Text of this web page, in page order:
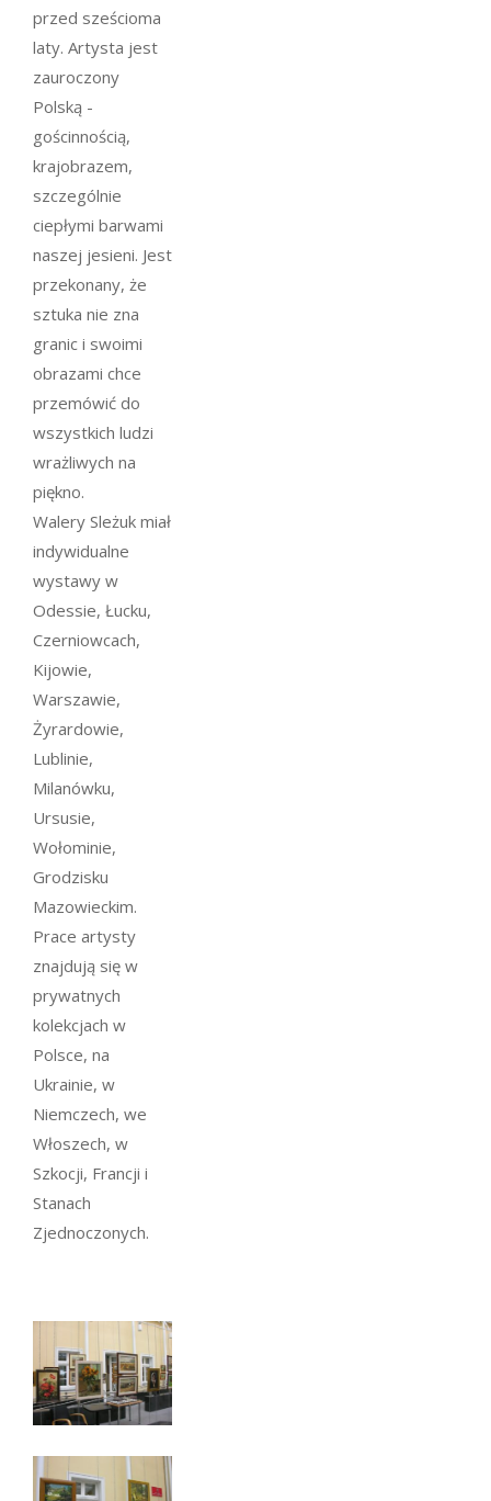
przed sześcioma
laty. Artysta jest
zauroczony
Polską -
gościnnością,
krajobrazem,
szczególnie
ciepłymi barwami
naszej jesieni. Jest
przekonany, że
sztuka nie zna
granic i swoimi
obrazami chce
przemówić do
wszystkich ludzi
wrażliwych na
piękno.
Walery Sleżuk miał
indywidualne
wystawy w
Odessie, Łucku,
Czerniowcach,
Kijowie,
Warszawie,
Żyrardowie,
Lublinie,
Milanówku,
Ursusie,
Wołominie,
Grodzisku
Mazowieckim.
Prace artysty
znajdują się w
prywatnych
kolekcjach w
Polsce, na
Ukrainie, w
Niemczech, we
Włoszech, w
Szkocji, Francji i
Stanach
Zjednoczonych.